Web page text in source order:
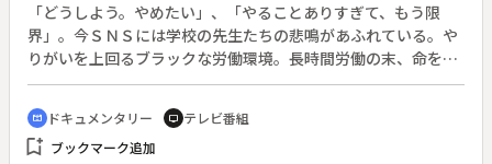
「どうしよう。やめたい」、「やることありすぎて、もう限
界」。今ＳＮＳには学校の先生たちの悲鳴があふれている。や
りがいを上回るブラックな労働環境。長時間労働の末、命を落
とした人さえもいる。その背景には１９７１年に制定された
「給特法」がある。当時の平均的残業時間を元に一律で月給の
４％が上乗せされるが、毎月の残業時間が平均１００時間にも
なる現在、どれだけ働いても残業代が支払われない制度になっ
cinematic_blur ドキュメンタリー tv テレビ番組
bookmark_add ブックマーク追加